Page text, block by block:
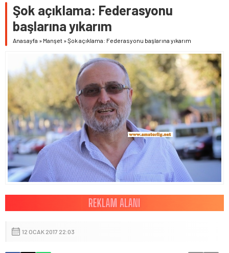
Şok açıklama: Federasyonu
başlarına yıkarım
Anasayfa » Manşet »Şok açıklama: Federasyonu başlarına yıkarım
12 OCAK 2017 22:03